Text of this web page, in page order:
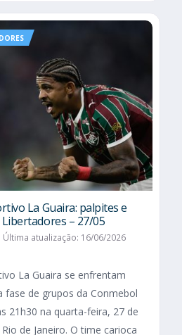
La Guaira: palpites e
– 27/05
Última atualização: 16/06/2026
La Guaira se enfrentam
fase de grupos da Conmebol
21h30 na quarta-feira, 27 de
de Janeiro. O time carioca